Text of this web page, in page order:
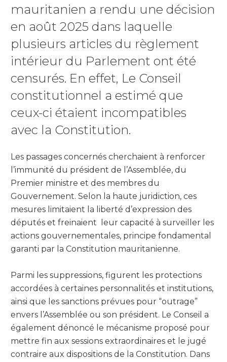
mauritanien a rendu une décision
en août 2025 dans laquelle
plusieurs articles du règlement
intérieur du Parlement ont été
censurés. En effet, Le Conseil
constitutionnel a estimé que
ceux-ci étaient incompatibles
avec la Constitution.
Les passages concernés cherchaient à renforcer
l’immunité du président de l’Assemblée, du
Premier ministre et des membres du
Gouvernement. Selon la haute juridiction, ces
mesures limitaient la liberté d’expression des
députés et freinaient leur capacité à surveiller les
actions gouvernementales, principe fondamental
garanti par la Constitution mauritanienne.
Parmi les suppressions, figurent les protections
accordées à certaines personnalités et institutions,
ainsi que les sanctions prévues pour “outrage”
envers l’Assemblée ou son président. Le Conseil a
également dénoncé le mécanisme proposé pour
mettre fin aux sessions extraordinaires et le jugé
contraire aux dispositions de la Constitution. Dans